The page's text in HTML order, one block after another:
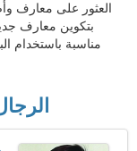
العثور على معارف
بتكوين معارف